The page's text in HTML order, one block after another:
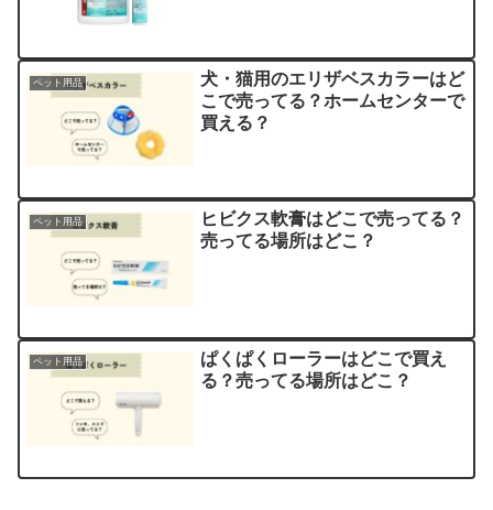
ペット用品
犬・猫用のエリザベスカラーはど
こで売ってる？ホームセンターで
買える？
ペット用品
ヒビクス軟膏はどこで売ってる？
売ってる場所はどこ？
ペット用品
ぱくぱくローラーはどこで買え
る？売ってる場所はどこ？